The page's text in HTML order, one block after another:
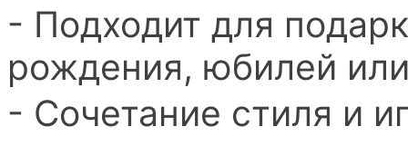
- Подходит для
рождения, юбилей
- Сочетание стиля и